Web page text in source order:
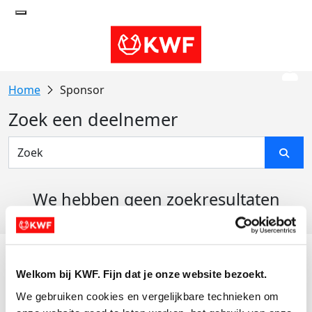
Welkom bij KWF. Fijn dat je onze website bezoekt.
We gebruiken cookies en vergelijkbare technieken om
Sponsor
Zoek een deelnemer
We hebben geen zoekresultaten
Actiematerialen
Evenementen